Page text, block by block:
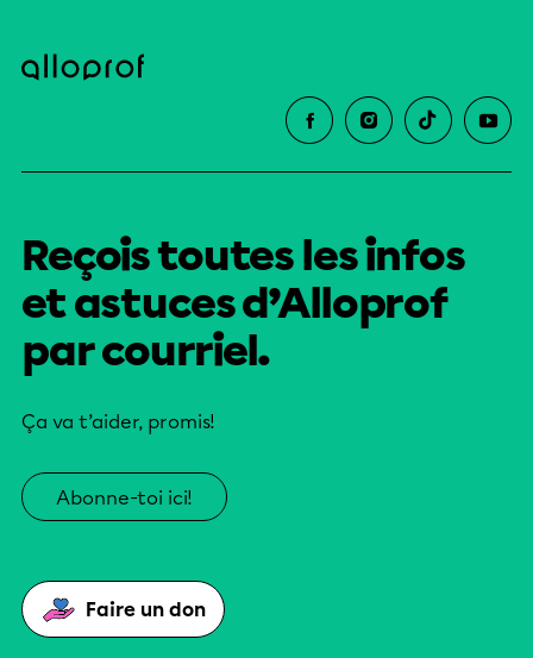
Reçois toutes les infos
et astuces d’Alloprof
par courriel.
Ça va t’aider, promis!
Abonne-toi ici!
Faire un don